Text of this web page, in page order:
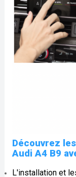
Découvrez
Audi A4 B9
L'installation et